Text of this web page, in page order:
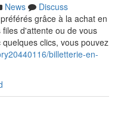
News
Discuss
grâce à la achat en
d'attente ou de vous
clics, vous pouvez
billetterie-en-